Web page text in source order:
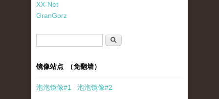
XX-Net
GranGorz
搜索
镜像站点 （免翻墙）
泡泡镜像#1 泡泡镜像#2